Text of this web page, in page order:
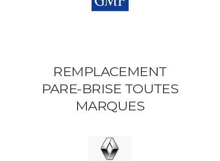
REMPLACEMENT
PARE-BRISE TOUTES
MARQUES